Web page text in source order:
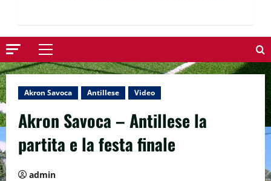
Menu
principale
Akron Savoca Antillese Video
Akron Savoca – Antillese la
partita e la festa finale
admin